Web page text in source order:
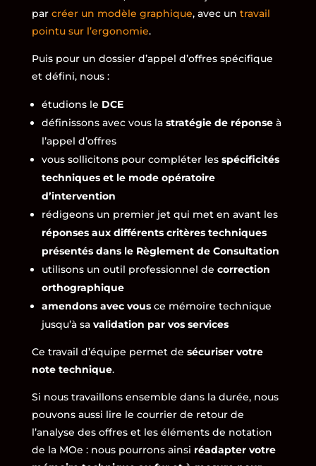
par créer un modèle graphique, avec un travail
pointu sur l’ergonomie.
Puis pour un dossier d’appel d’offres spécifique
et défini, nous :
étudions le DCE
définissons avec vous lastratégie de réponseà
l’appel d’offres
vous sollicitons pour compléter les spécificités
techniques et le mode opératoire
d’intervention
rédigeons un premier jet qui met en avant les
réponses aux différents critères techniques
présentés dans le Règlement de Consultation
utilisons un outil professionnel de correction
orthographique
amendons avec vousce mémoire technique
jusqu’à sa validation par vos services
Ce travail d’équipe permet de sécuriser votre
note technique.
Si nous travaillons ensemble dans la durée, nous
pouvons aussi lire le courrier de retour de
l’analyse des offres et les éléments de notation
de la MOe : nous pourrons ainsi réadapter votre